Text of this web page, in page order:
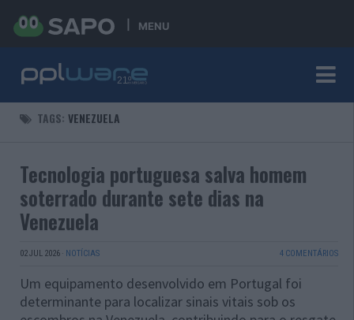
MENU
TAGS: VENEZUELA
Tecnologia portuguesa salva homem
soterrado durante sete dias na
Venezuela
02 JUL 2026 · NOTÍCIAS 4 COMENTÁRIOS
Um equipamento desenvolvido em Portugal foi
determinante para localizar sinais vitais sob os